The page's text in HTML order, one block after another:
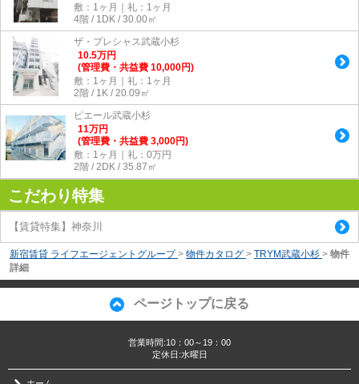
敷：1ヶ月｜礼：1ヶ月
4階 / 1DK / 30.00㎡
ザ・プレシャス武蔵小杉
10.5万円
(管理費・共益費 10,000円)
敷：1ヶ月｜礼：1ヶ月
2階 / 1K / 20.09㎡
ピエール武蔵小杉
11万円
(管理費・共益費 3,000円)
敷：1ヶ月｜礼：0万円
2階 / 2DK / 35.87㎡
こだわり特集
【賃貸特集】神奈川
新宿賃貸 ライフエージェントグループ > 物件カタログ > TRYM武蔵小杉 > 物件
詳細
ページトップに戻る
営業時間:10：00～19：00
定休日:水曜日